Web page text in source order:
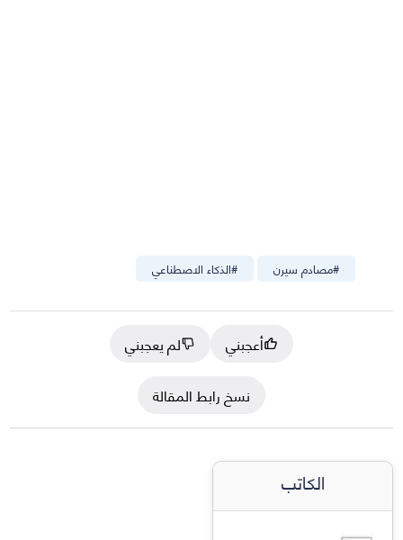
#الذكاء الاصطناعي #مصادم سيرن
أعجبني
لم يعجبني
نسخ رابط المقالة
الكاتب